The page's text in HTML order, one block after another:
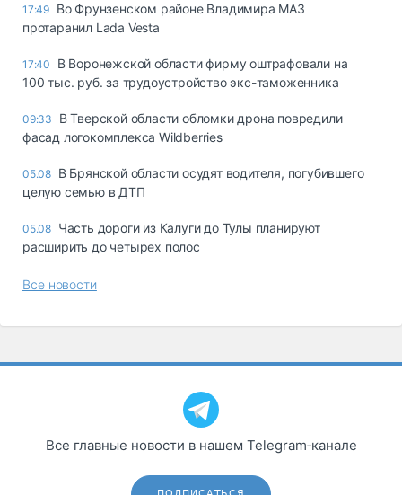
17:49 Во Фрунзенском районе Владимира МАЗ
протаранил Lada Vesta
17:40
В Воронежской области фирму оштрафовали на
100 тыс. руб. за трудоустройство экс-таможенника
09:33
В Тверской области обломки дрона повредили
фасад логокомплекса Wildberries
05.08 В Брянской области осудят водителя, погубившего
целую семью в ДТП
05.08 Часть дороги из Калуги до Тулы планируют
расширить до четырех полос
Все новости
Все главные новости в нашем Telegram‑канале